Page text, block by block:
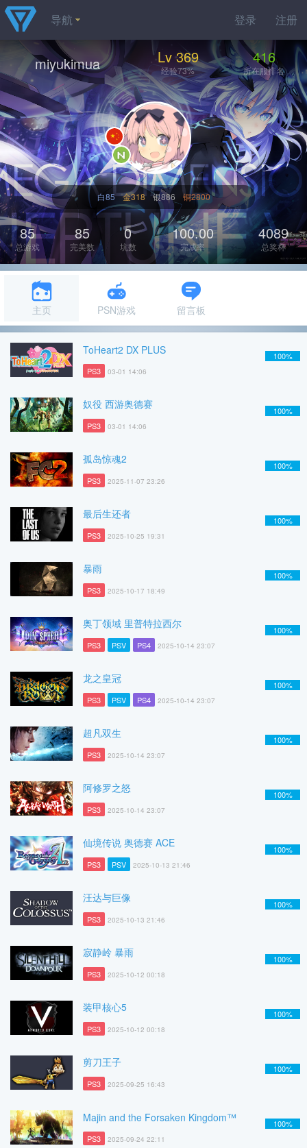
登录 注册
导航
miyukimua Lv 369
经验73%
416
所在服排名
白85 金318 银886 铜2800
85
总游戏
85
完美数
0
坑数
100.00
完成率
4089
总奖杯
主页 PSN游戏 留言板
ToHeart2 DX PLUS
PS3 03-01 14:06
100%
奴役 西游奥德赛
PS3 03-01 14:06
100%
孤岛惊魂2
PS3 2025-11-07 23:26
100%
最后生还者
PS3 2025-10-25 19:31
100%
暴雨
PS3 2025-10-17 18:49
100%
奥丁领域 里普特拉西尔
PS3 PSV PS4 2025-10-14 23:07
100%
龙之皇冠
PS3 PSV PS4 2025-10-14 23:07
100%
超凡双生
PS3 2025-10-14 23:07
100%
阿修罗之怒
PS3 2025-10-14 23:07
100%
仙境传说 奥德赛 ACE
PS3 PSV 2025-10-13 21:46
100%
汪达与巨像
PS3 2025-10-13 21:46
100%
寂静岭 暴雨
PS3 2025-10-12 00:18
100%
装甲核心5
PS3 2025-10-12 00:18
100%
剪刀王子
PS3 2025-09-25 16:43
100%
Majin and the Forsaken Kingdom™
PS3 2025-09-24 22:11
100%